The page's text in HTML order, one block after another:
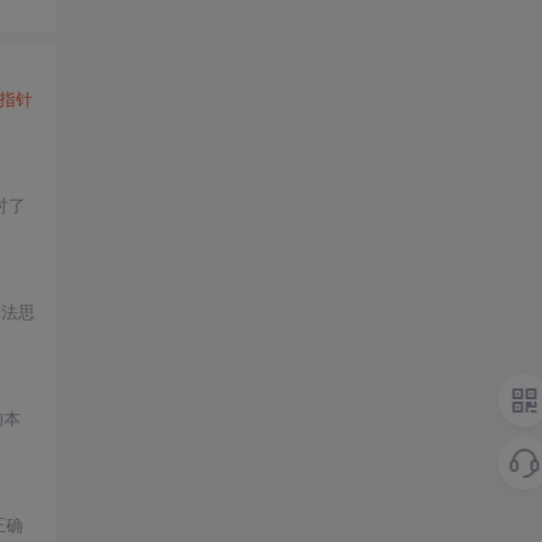
针
了
思
确